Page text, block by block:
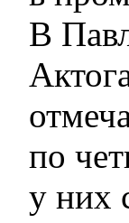
В
по
у них